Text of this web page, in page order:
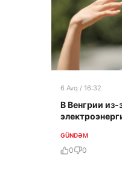
6 Avq / 16:32
В Венгрии
GÜNDƏM
0 0